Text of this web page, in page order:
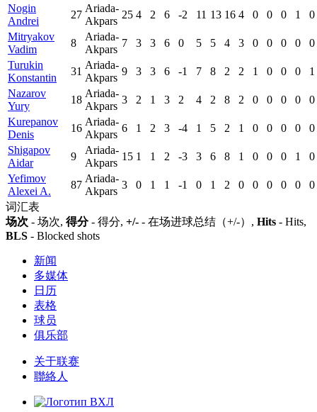
Nogin
Andrei
27
Ariada-
Akpars
25 4 2 6 -2 11 13 16 4 0 0 0 1
0
Mitryakov
Vadim
8
Ariada-
Akpars
7 3 3 6 0 5 5 4 3 0 0 0 0
0
Turukin
Konstantin
31
Ariada-
Akpars
9 3 3 6 -1 7 8 2 2 1 0 0 0
1
Nazarov
Yury
18
Ariada-
Akpars
3 2 1 3 2 4 2 8 2 0 0 0 0
0
Kurepanov
Denis
16
Ariada-
Akpars
6 1 2 3 -4 1 5 2 1 0 0 0 0
0
Shigapov
Aidar
9
Ariada-
Akpars
15 1 1 2 -3 3 6 8 1 0 0 0 1
0
Yefimov
Alexei A.
87
Ariada-
Akpars
3 0 1 1 -1 0 1 2 0 0 0 0 0
0
词汇表
场次 - 场次, 得分- 得分, +/- - 在场进球总结（+/-）, Hits - Hits,
BLS - Blocked shots
新闻
多媒体
日历
表格
球员
俱乐部
关于联赛
聯絡人